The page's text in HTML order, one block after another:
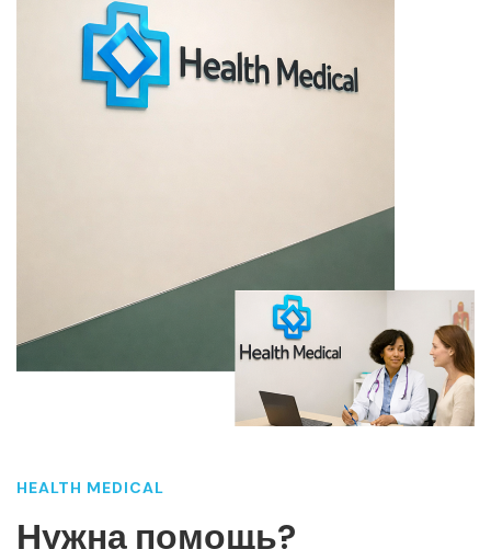
HEALTH MEDICAL
Нужна помощь?